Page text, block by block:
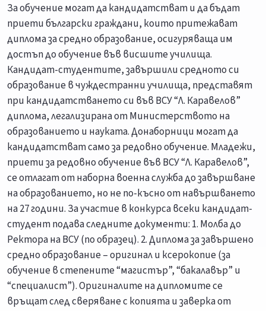
За обучение могат да кандидатстват и да бъдат
приети български граждани, които притежават
диплома за средно образование, осигуряваща им
достъп до обучение във висшите училища.
Кандидат-студентите, завършили средното си
образование в чуждестранни училища, представят
при кандидатстването си във ВСУ “Л. Каравелов”
диплома, легализирана от Министерството на
образованието и науката. Донаборници могат да
кандидатстват само за редовно обучение. Младежи,
приети за редовно обучение във ВСУ “Л. Каравелов”,
се отлагат от наборна военна служба до завършване
на образованието, но не по-късно от навършването
на 27 години. За участие в конкурса всеки кандидат-
студент подава следните документи: 1. Молба до
Ректора на ВСУ (по образец). 2. Диплома за завършено
средно образование – оригинал и ксерокопие (за
обучение в степените “магистър”, “бакалавър” и
“специалист”). Оригиналите на дипломите се
връщат след сверяване с копията и заверка от